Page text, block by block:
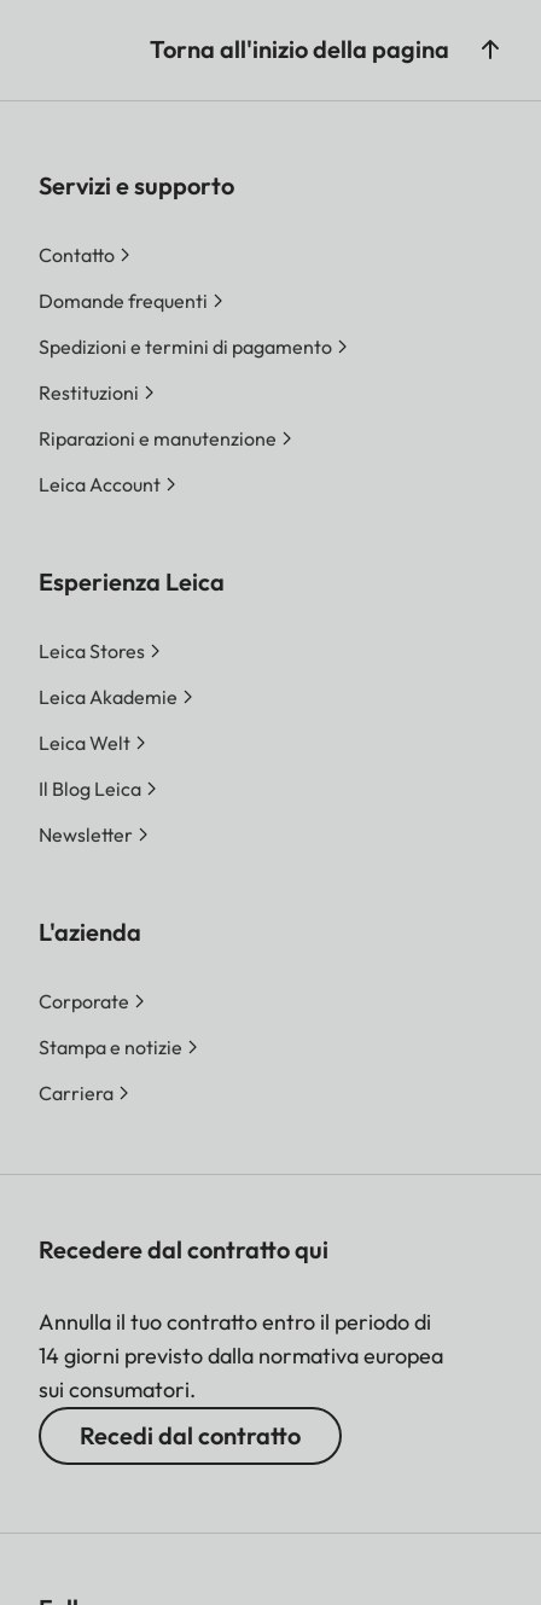
Torna all'inizio della pagina
Servizi e supporto
Contatto
Domande frequenti
Spedizioni e termini di pagamento
Restituzioni
Riparazioni e manutenzione
Leica Account
Esperienza Leica
Leica Stores
Leica Akademie
Leica Welt
Il Blog Leica
Newsletter
L'azienda
Corporate
Stampa e notizie
Carriera
Recedere dal contratto qui
Annulla il tuo contratto entro il periodo di
14 giorni previsto dalla normativa europea
sui consumatori.
Recedi dal contratto